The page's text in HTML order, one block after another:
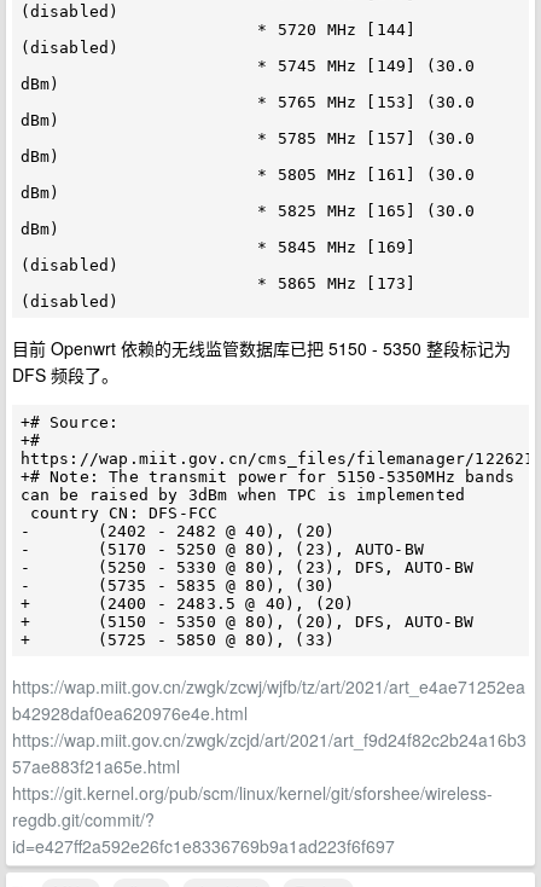
(disabled)
(disabled)
dBm)
dBm)
dBm)
dBm)
dBm)
(disabled)
目前 Openwrt 依赖的无线监管数据库已把 5150 - 5350 整段标记为
DFS 频段了。
+# Source:
+#
https://wap.miit.gov.cn/cms_files/filemanager/
+# Note: The transmit power for 5150-5350MHz bands
can be raised by 3dBm when TPC is implemented
-	(2402 - 2482 @ 40), (20)
-	(5170 - 5250 @ 80), (23), AUTO-BW
-	(5250 - 5330 @ 80), (23), DFS, AUTO-BW
-	(5735 - 5835 @ 80), (30)
+	(2400 - 2483.5 @ 40), (20)
+	(5150 - 5350 @ 80), (20), DFS, AUTO-BW
https://wap.miit.gov.cn/zwgk/zcwj/wjfb/tz/art/2021/art_e4ae71252ea
b42928daf0ea620976e4e.html
https://wap.miit.gov.cn/zwgk/zcjd/art/2021/art_f9d24f82c2b24a16b3
57ae883f21a65e.html
https://git.kernel.org/pub/scm/linux/kernel/git/sforshee/wireless-
regdb.git/commit/?
id=e427ff2a592e26fc1e8336769b9a1ad223f6f697